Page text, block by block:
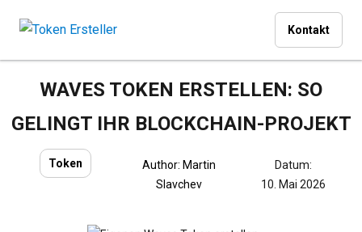
Kontakt
WAVES TOKEN ERSTELLEN: SO
GELINGT IHR BLOCKCHAIN-PROJEKT
Token Author: Martin
Slavchev
Datum:
10. Mai 2026